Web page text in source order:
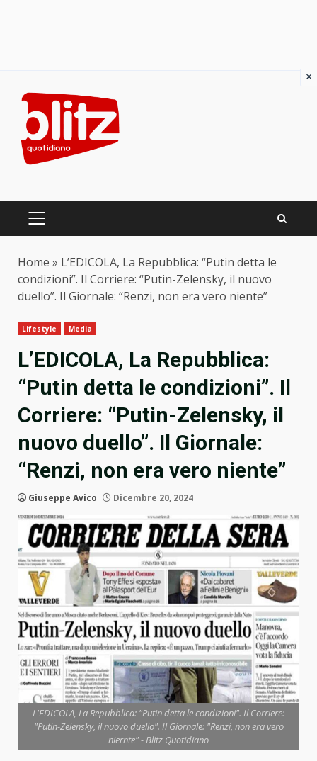
content
PRIMARY
Home » L’EDICOLA, La Repubblica: “Putin detta le
condizioni”. Il Corriere: “Putin-Zelensky, il nuovo
duello”. Il Giornale: “Renzi, non era vero niente”
Lifestyle Media
L’EDICOLA, La Repubblica:
“Putin detta le condizioni”. Il
Corriere: “Putin-Zelensky, il
nuovo duello”. Il Giornale:
“Renzi, non era vero niente”
Giuseppe Avico Dicembre 20, 2024
L'EDICOLA, La Repubblica: "Putin detta le condizioni". Il Corriere:
"Putin-Zelensky, il nuovo duello". Il Giornale: "Renzi, non era vero
niernte" - Blitz Quotidiano
×